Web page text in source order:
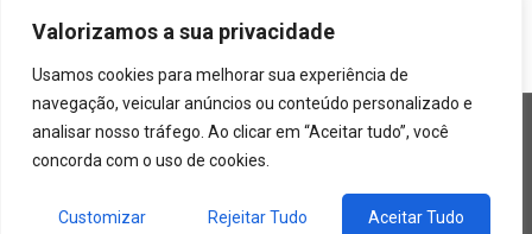
Valorizamos a sua privacidade
Usamos cookies para melhorar sua experiência de
navegação, veicular anúncios ou conteúdo personalizado e
analisar nosso tráfego. Ao clicar em “Aceitar tudo”, você
concorda com o uso de cookies.
Customizar Rejeitar Tudo Aceitar Tudo
Read more
© 2026 Especialista em Casas. All Rights Reserved. Desenvolvido
por Luis Hoffmann.